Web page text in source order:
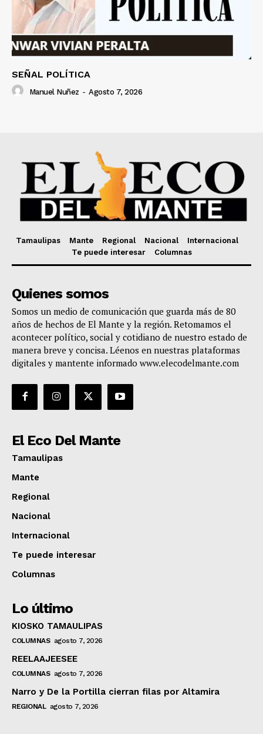
SEÑAL POLÍTICA
Manuel Nuñez - Agosto 7, 2026
Tamaulipas Mante Regional Nacional
Internacional
Te puede interesar
Columnas
Quienes somos
Somos un medio de comunicación que guarda más de 80
años de hechos de El Mante y la región. Retomamos el
acontecer político, social y cotidiano de nuestro estado de
manera breve y concisa. Léenos en nuestras plataformas
digitales y mantente informado www.elecodelmante.com
El Eco Del Mante
Tamaulipas
Mante
Regional
Nacional
Internacional
Te puede interesar
Columnas
Lo último
KIOSKO TAMAULIPAS
COLUMNAS agosto 7, 2026
REELAAJEESEE
COLUMNAS agosto 7, 2026
Narro y De la Portilla cierran filas por Altamira
REGIONAL agosto 7, 2026